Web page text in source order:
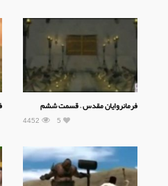
فرمانروایان مقدس – قسمت ششم
4452 5